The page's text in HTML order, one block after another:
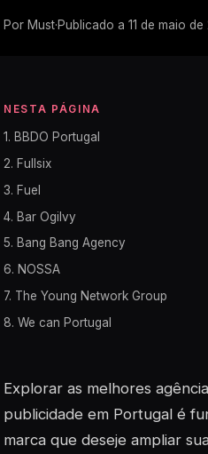
Por Must·Publicado a 11 de maio
NESTA PÁGINA
1. BBDO Portugal
2. Fullsix
3. Fuel
4. Bar Ogilvy
5. Bang Bang Agency
6. NOSSA
7. The Young Network Group
8. We can Portugal
Explorar as melhores
publicidade em Portugal é
marca que deseje ampliar